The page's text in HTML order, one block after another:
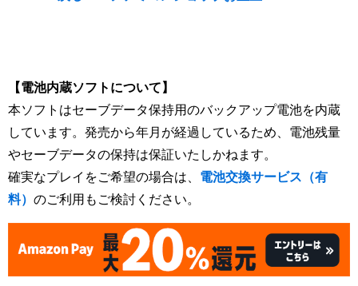
【電池内蔵ソフトについて】
本ソフトはセーブデータ保持用のバックアップ電池を内蔵
しています。発売から年月が経過しているため、電池残量
やセーブデータの保持は保証いたしかねます。
確実なプレイをご希望の場合は、 電池交換サービス（有
料） のご利用もご検討ください。